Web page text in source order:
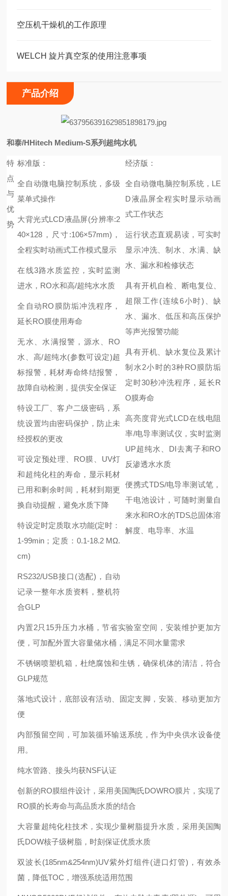
空压机干燥机的工作原理
WELCH 旋片真空泵的使用注意事项
产品介绍
和泰/HHitech Medium-S系列超纯水机
特
点
与
优
势
标准版：
全自动微电脑控制系统，多级
菜单式操作
大背光式LCD液晶屏(分辨率:2
40×128，尺寸:106×57mm)，
全程实时动画式工作模式显示
在线3路水质监控，实时监测
进水，RO水和高/超纯水水质
全自动RO膜防垢冲洗程序，
延长RO膜使用寿命
无水、水满报警，源水、RO
水、高/超纯水(参数可设定)超
标报警，耗材寿命终结报警，
故障自动检测，提供安全保证
特设工厂、客户二级密码，系
统设置均由密码保护，防止未
经授权的更改
可设定预处理、RO膜、UV灯
和超纯化柱的寿命，显示耗材
已用和剩余时间，耗材到期更
换自动提醒，避免水质下降
特设定时定质取水功能(定时：
1-99min；定质：0.1-18.2 MΩ.
cm)
RS232/USB接口(选配)，自动
记录一整年水质资料，整机符
合GLP
经济版：
全自动微电脑控制系统，LE
D液晶屏全程实时显示动画
式工作状态
运行状态直观易读，可实时
显示冲洗、制水、水满、缺
水、漏水和检修状态
具有开机自检、断电复位、
超限工作(连续6小时)、缺
水、漏水、低压和高压保护
等声光报警功能
具有开机、缺水复位及累计
制水2小时的3种RO膜防垢
定时30秒冲洗程序，延长R
O膜寿命
高亮度背光式LCD在线电阻
率/电导率测试仪，实时监测
UP超纯水、DI去离子和RO
反渗透水水质
便携式TDS/电导率测试笔，
干电池设计，可随时测量自
来水和RO水的TDS总固体溶
解度、电导率、水温
内置2只15升压力水桶，节省实验室空间，安装维护更加方
便，可加配外置大容量储水桶，满足不同水量需求
不锈钢喷塑机箱，杜绝腐蚀和生锈，确保机体的清洁，符合
GLP规范
落地式设计，底部设有活动、固定支脚，安装、移动更加方
便
内部预留空间，可加装循环输送系统，作为中央供水设备使
用。
纯水管路、接头均获NSF认证
创新的RO膜组件设计，采用美国陶氏DOWRO膜片，实现了
RO膜的长寿命与高品质水质的结合
大容量超纯化柱技术，实现少量树脂提升水质，采用美国陶
氏DOW核子级树脂，时刻保证优质水质
双波长(185nm&254nm)UV紫外灯组件(进口灯管)，有效杀
菌，降低TOC，增强系统适用范围